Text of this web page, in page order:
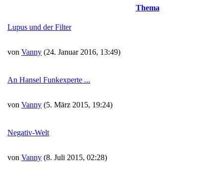
Thema
Lupus und der Filter
von Vanny (24. Januar 2016, 13:49)
An Hansel Funkexperte ...
von Vanny (5. März 2015, 19:24)
Negativ-Welt
von Vanny (8. Juli 2015, 02:28)